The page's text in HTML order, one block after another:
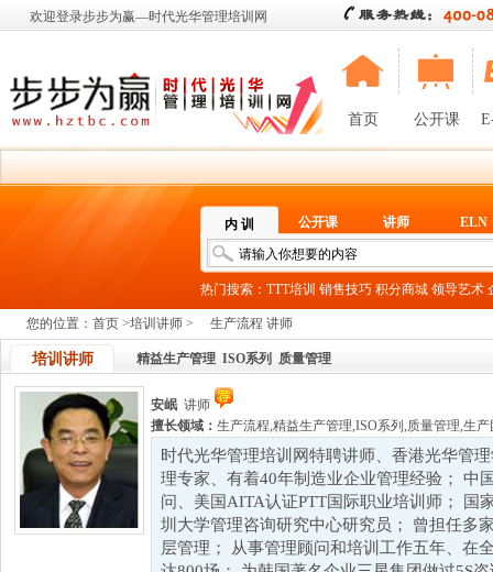
欢迎登录步步为赢—时代光华管理培训网
首页 公开课
内 训 公开课 讲师 ELN
热门搜索： TTT培训 销售技巧 积分商城 领导艺术
您的位置： 首页 >培训讲师 > 生产流程 讲师
培训讲师 精益生产管理 ISO系列 质量管理
安岷 讲师
擅长领域： 生产流程,精益生产管理,ISO系列 ,质量管理,生产
时代光华管理培训网特聘讲师、香港光华管
理专家、有着40年制造业企业管理经验； 中
问、美国AITA认证PTT国际职业培训师； 国
圳大学管理咨询研究中心研究员； 曾担任多
层管理； 从事管理顾问和培训工作五年、在